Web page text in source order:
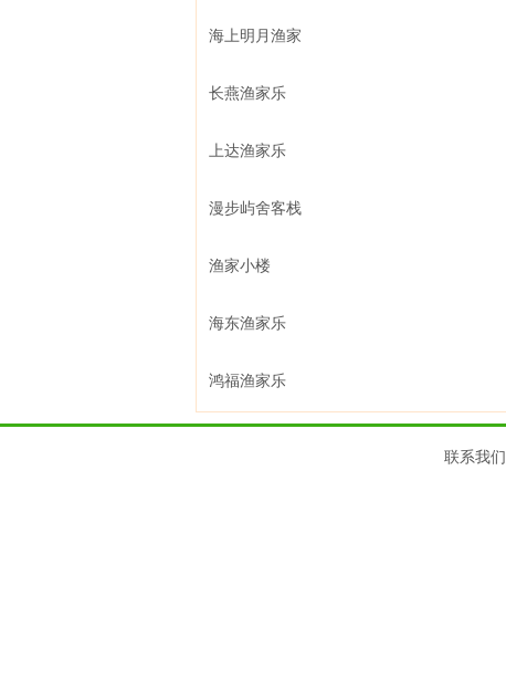
海上明月渔家
长燕渔家乐
上达渔家乐
漫步屿舍客栈
渔家小楼
海东渔家乐
鸿福渔家乐
联系我们